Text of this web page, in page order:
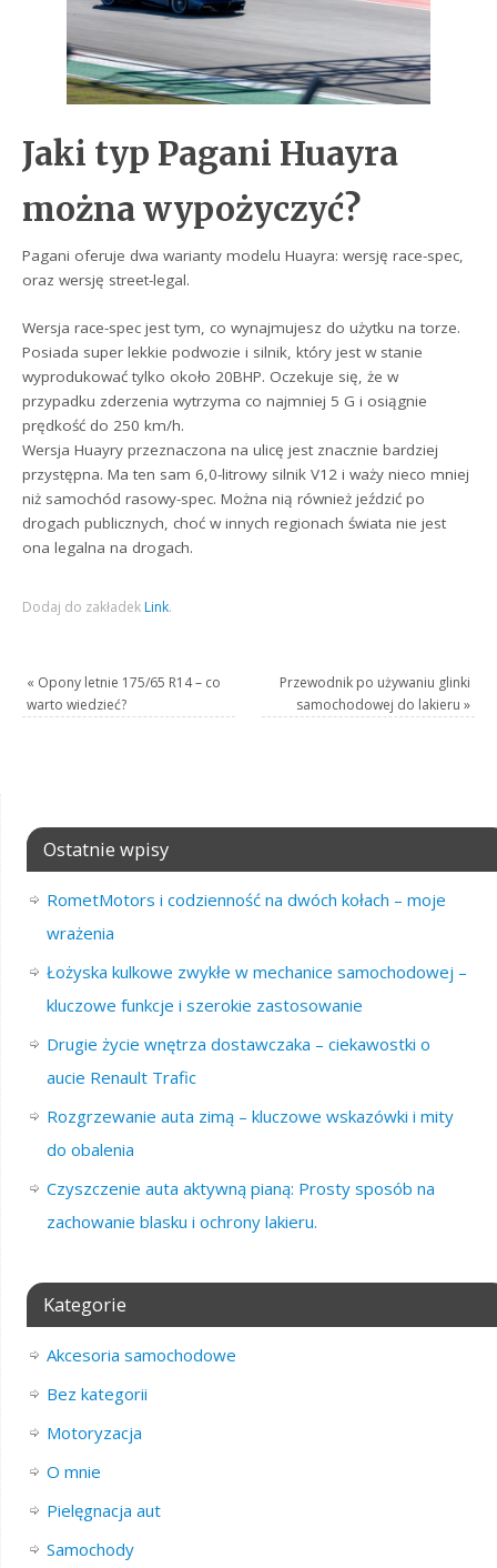
Jaki typ Pagani Huayra
można wypożyczyć?
Pagani oferuje dwa warianty modelu Huayra: wersję race-spec,
oraz wersję street-legal.
Wersja race-spec jest tym, co wynajmujesz do użytku na torze.
Posiada super lekkie podwozie i silnik, który jest w stanie
wyprodukować tylko około 20BHP. Oczekuje się, że w
przypadku zderzenia wytrzyma co najmniej 5 G i osiągnie
prędkość do 250 km/h.
Wersja Huayry przeznaczona na ulicę jest znacznie bardziej
przystępna. Ma ten sam 6,0-litrowy silnik V12 i waży nieco mniej
niż samochód rasowy-spec. Można nią również jeździć po
drogach publicznych, choć w innych regionach świata nie jest
ona legalna na drogach.
Dodaj do zakładek Link.
« Opony letnie 175/65 R14 – co
warto wiedzieć?
Przewodnik po używaniu glinki
samochodowej do lakieru »
Ostatnie wpisy
RometMotors i codzienność na dwóch kołach – moje
wrażenia
Łożyska kulkowe zwykłe w mechanice samochodowej –
kluczowe funkcje i szerokie zastosowanie
Drugie życie wnętrza dostawczaka – ciekawostki o
aucie Renault Trafic
Rozgrzewanie auta zimą – kluczowe wskazówki i mity
do obalenia
Czyszczenie auta aktywną pianą: Prosty sposób na
zachowanie blasku i ochrony lakieru.
Kategorie
Akcesoria samochodowe
Bez kategorii
Motoryzacja
O mnie
Pielęgnacja aut
Samochody